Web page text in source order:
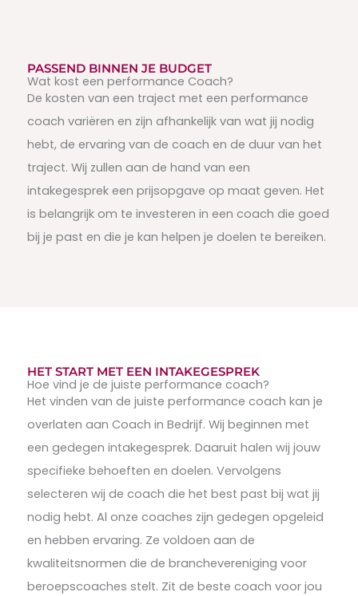
PASSEND BINNEN JE BUDGET
Wat kost een performance Coach?
De kosten van een traject met een performance
coach variëren en zijn afhankelijk van wat jij nodig
hebt, de ervaring van de coach en de duur van het
traject. Wij zullen aan de hand van een
intakegesprek een prijsopgave op maat geven. Het
is belangrijk om te investeren in een coach die goed
bij je past en die je kan helpen je doelen te bereiken.
HET START MET EEN INTAKEGESPREK
Hoe vind je de juiste performance coach?
Het vinden van de juiste performance coach kan je
overlaten aan Coach in Bedrijf. Wij beginnen met
een gedegen intakegesprek. Daaruit halen wij jouw
specifieke behoeften en doelen. Vervolgens
selecteren wij de coach die het best past bij wat jij
nodig hebt. Al onze coaches zijn gedegen opgeleid
en hebben ervaring. Ze voldoen aan de
kwaliteitsnormen die de branchevereniging voor
beroepscoaches stelt. Zit de beste coach voor jou